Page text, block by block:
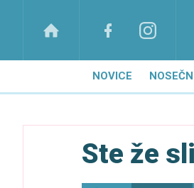
NOVICE
Ste že